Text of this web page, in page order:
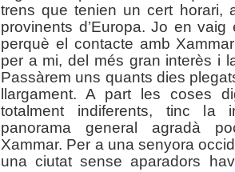
trens que tenien un cert horari,
provinents d’Europa. Jo en vaig
perquè el contacte amb
per a mi, del més gran interès i
Passàrem uns quants dies
llargament. A part les coses
totalment indiferents, tinc la
panorama general agradà
Xammar. Per a una senyora
una ciutat sense aparadors